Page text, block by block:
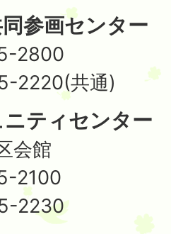
参画センター
2800
2220(共通)
ティセンター
会館
2100
2230